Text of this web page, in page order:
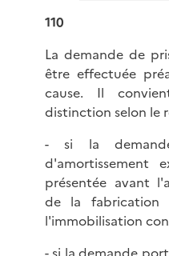
110
La demande de
être effectuée
cause. Il
distinction selon le
- si la
d'amortissement
présentée avant
de la
l'immobilisation